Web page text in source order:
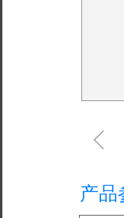
产品
ꁆ